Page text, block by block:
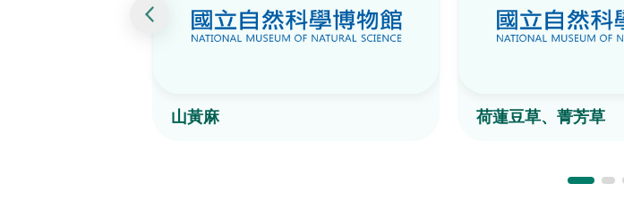
山黃麻 荷蓮豆草、菁芳草